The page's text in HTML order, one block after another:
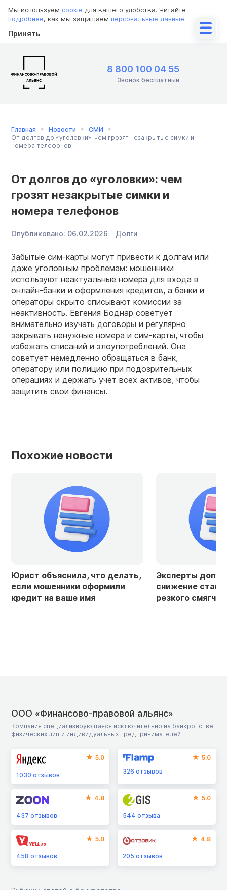
Мы используем cookie для вашего удобства. Читайте
подробнее, как мы защищаем персональные данные.
Принять
8 800 100 04 55
Звонок бесплатный
Главная Новости
СМИ
От долгов до «уголовки»: чем грозят незакрытые симки и
номера телефонов
От долгов до «уголовки»: чем
грозят незакрытые симки и
номера телефонов
Опубликовано: 06.02.2026 Долги
Забытые сим-карты могут привести к долгам или
даже уголовным проблемам: мошенники
используют неактуальные номера для входа в
онлайн-банки и оформления кредитов, а банки и
операторы скрыто списывают комиссии за
неактивность. Евгения Боднар советует
внимательно изучать договоры и регулярно
закрывать ненужные номера и сим-карты, чтобы
избежать списаний и злоупотреблений. Она
советует немедленно обращаться в банк,
оператору или полицию при подозрительных
операциях и держать учет всех активов, чтобы
защитить свои финансы.
Похожие новости
Юрист объяснила, что делать,
если мошенники оформили
кредит на ваше имя
Эксперты
снижение
резкого
ООО «Финансово-правовой альянс»
Компания специализирующаяся исключительно на банкротстве
физических лиц и индивидуальных предпринимателей
5.0
1030 отзывов
5.0
326отзывов
4.8
437 отзывов
5.0
544отзыва
5.0
458 отзывов
4.8
205отзывов